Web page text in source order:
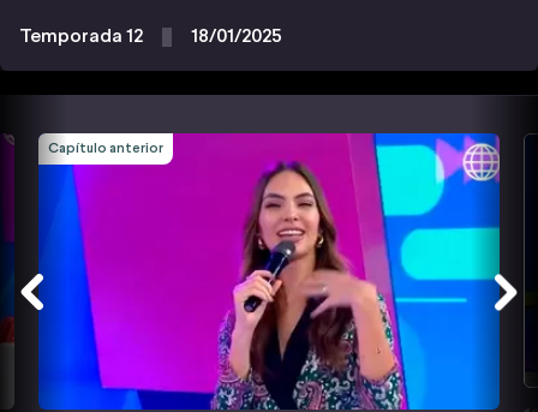
Temporada 12 18/01/2025
Capítulo anterior